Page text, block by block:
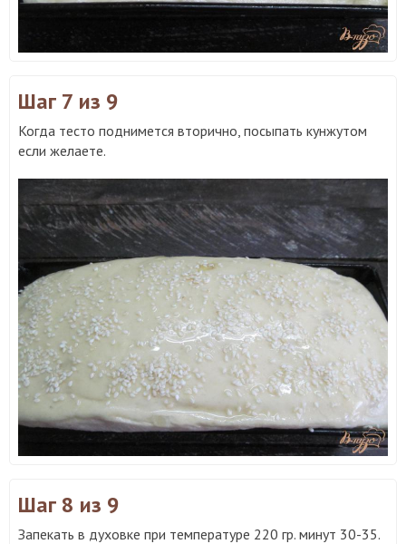
Шаг 7 из 9
Когда тесто поднимется вторично, посыпать кунжутом
если желаете.
Шаг 8 из 9
Запекать в духовке при температуре 220 гр. минут 30-35.